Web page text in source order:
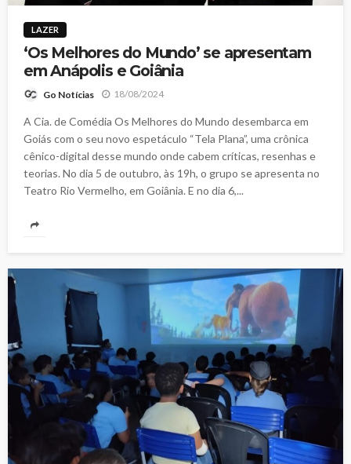
LAZER
‘Os Melhores do Mundo’ se apresentam
em Anápolis e Goiânia
Go Notícias 18/08/2024
A Cia. de Comédia Os Melhores do Mundo desembarca em
Goiás com o seu novo espetáculo “Tela Plana”, uma crônica
cênico-digital desse mundo onde cabem críticas, resenhas e
teorias. No dia 5 de outubro, às 19h, o grupo se apresenta no
Teatro Rio Vermelho, em Goiânia. E no dia 6,...